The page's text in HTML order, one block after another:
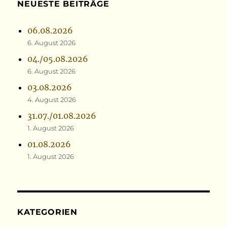
NEUESTE BEITRÄGE
06.08.2026
6. August 2026
04./05.08.2026
6. August 2026
03.08.2026
4. August 2026
31.07./01.08.2026
1. August 2026
01.08.2026
1. August 2026
KATEGORIEN